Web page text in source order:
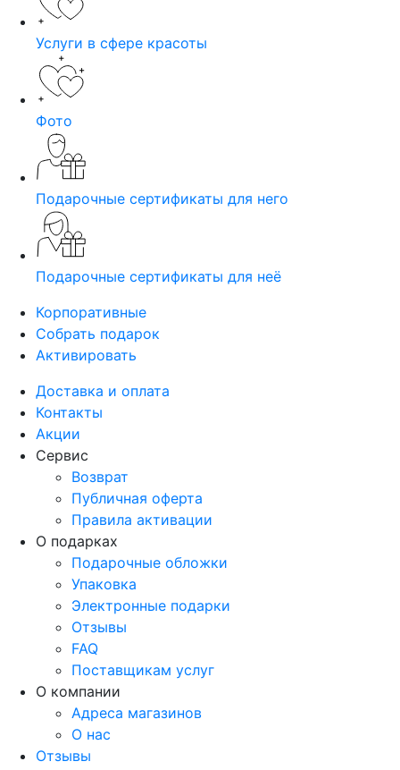
Услуги в сфере красоты
Фото
Подарочные сертификаты для него
Подарочные сертификаты для неё
Корпоративные
Собрать подарок
Активировать
Доставка и оплата
Контакты
Акции
Сервис
Возврат
Публичная оферта
Правила активации
О подарках
Подарочные обложки
Упаковка
Электронные подарки
Отзывы
FAQ
Поставщикам услуг
О компании
Адреса магазинов
О нас
Отзывы